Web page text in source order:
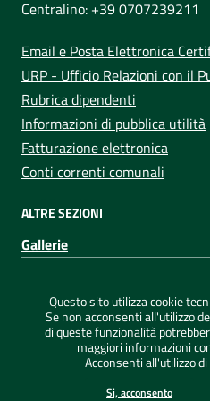
Centralino: +39 0707239211
Email e Posta Elettronica
URP - Ufficio Relazioni con il
Rubrica dipendenti
Informazioni di pubblica utilità
Fatturazione elettronica
Conti correnti comunali
ALTRE SEZIONI
Gallerie
Sezione Link Utili
Credits | Mappa del sito |
2026 Comune di Capoterra
Questo sito utilizza cookie
Se non acconsenti all'utilizzo
di queste funzionalità
maggiori informazioni
Acconsenti all'utilizzo
Si, acconsento